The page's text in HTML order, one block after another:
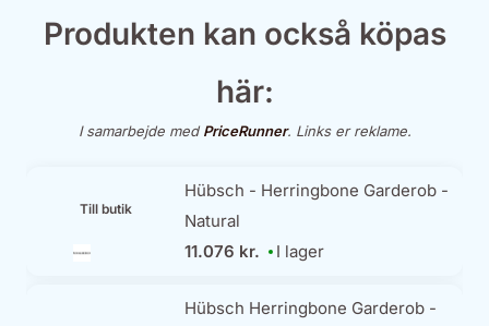
Produkten kan också köpas
här:
I samarbejde med PriceRunner. Links er reklame.
Hübsch - Herringbone Garderob -
Natural
I lager
11.076 kr.
Till butik
Hübsch Herringbone Garderob -